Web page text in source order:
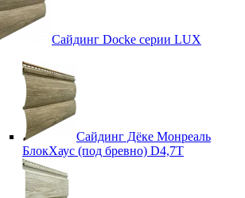
Сайдинг Docke серии LUX
Сайдинг Дёке Монреаль
БлокХаус (под бревно) D4,7T